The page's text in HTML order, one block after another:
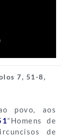
7, 51-8,
povo, aos
“Homens de
de